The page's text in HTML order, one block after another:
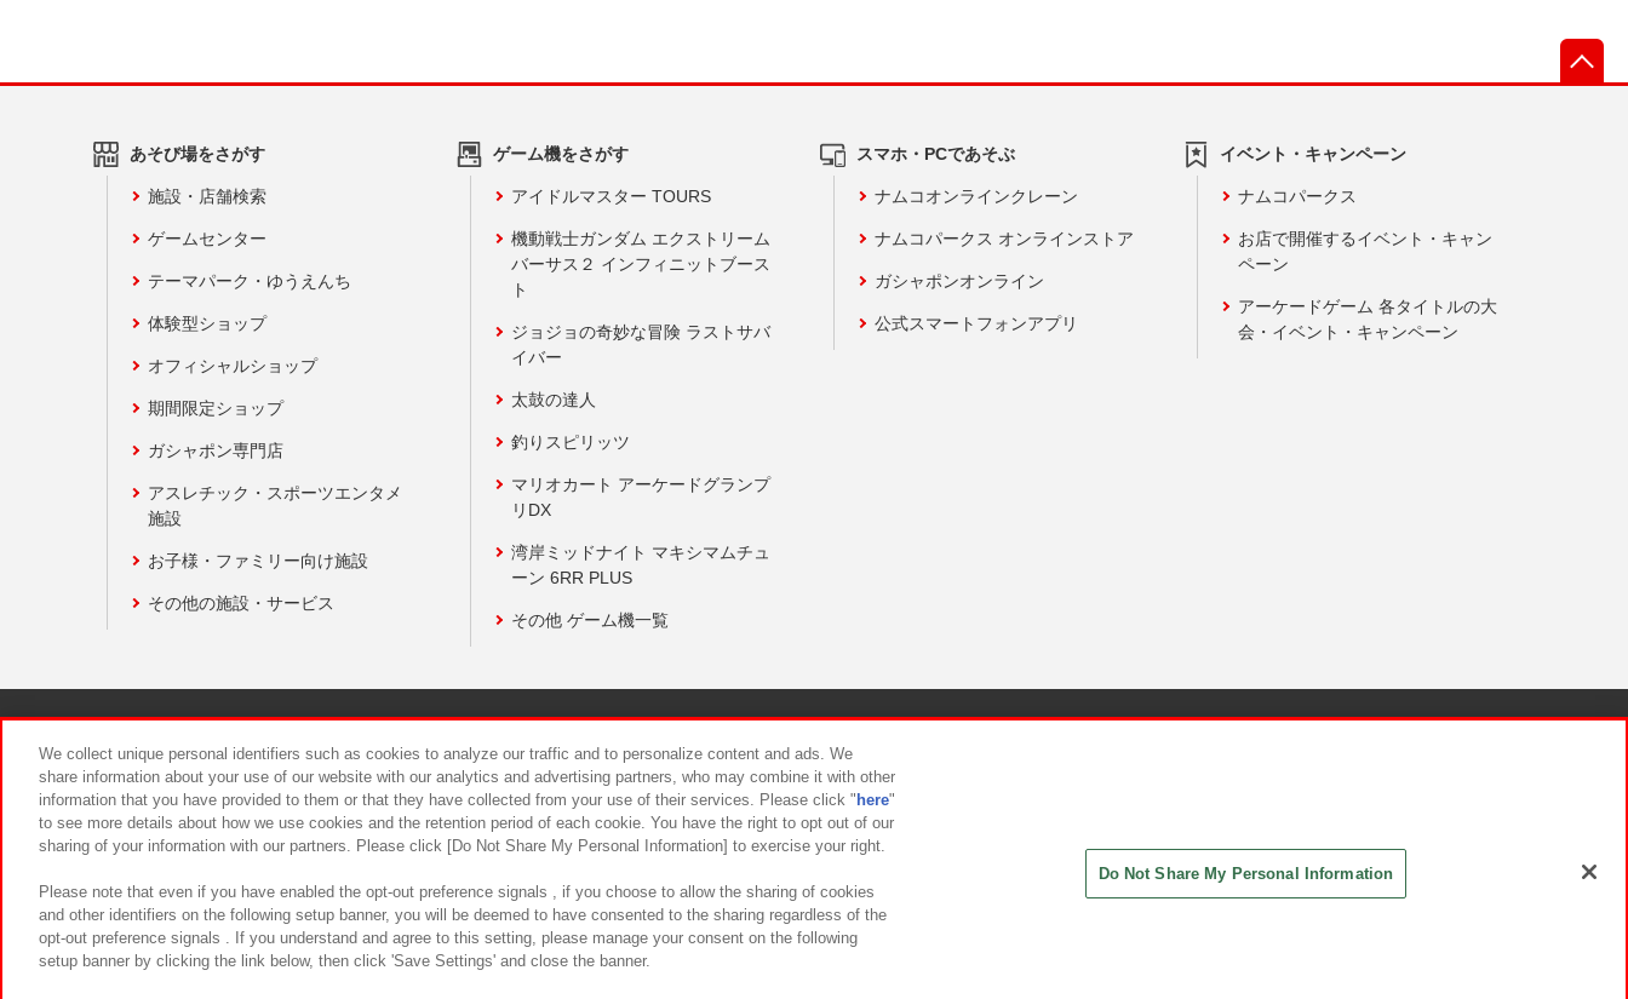
あそび場をさがす
施設・店舗検索
ゲームセンター
テーマパーク・ゆうえんち
体験型ショップ
オフィシャルショップ
期間限定ショップ
ガシャポン専門店
アスレチック・スポーツエンタメ
施設
お子様・ファミリー向け施設
その他の施設・サービス
ゲーム機をさがす
アイドルマスター TOURS
機動戦士ガンダム エクストリーム
バーサス２ インフィニットブース
ト
ジョジョの奇妙な冒険 ラストサバ
イバー
太鼓の達人
釣りスピリッツ
マリオカート アーケードグランプ
リDX
湾岸ミッドナイト マキシマムチュ
ーン 6RR PLUS
その他 ゲーム機一覧
スマホ・PCであそぶ
ナムコオンラインクレーン
ナムコパークス オンラインストア
ガシャポンオンライン
公式スマートフォンアプリ
イベント・キャンペーン
ナムコパークス
お店で開催するイベント・キャン
ペーン
アーケードゲーム 各タイトルの大
会・イベント・キャンペーン
食品のご提供について カスタマーハラスメント対応方針
We collect unique personal identifiers such as cookies to analyze our traffic and to personalize content and ads. We
share information about your use of our website with our analytics and advertising partners, who may combine it with other
information that you have provided to them or that they have collected from your use of their services. Please click " here"
to see more details about how we use cookies and the retention period of each cookie. You have the right to opt out of our
sharing of your information with our partners. Please click [Do Not Share My Personal Information] to exercise your right.
Please note that even if you have enabled the opt-out preference signals , if you choose to allow the sharing of cookies
and other identifiers on the following setup banner, you will be deemed to have consented to the sharing regardless of the
opt-out preference signals . If you understand and agree to this setting, please manage your consent on the following
setup banner by clicking the link below, then click 'Save Settings' and close the banner.
Do Not Share My Personal Information